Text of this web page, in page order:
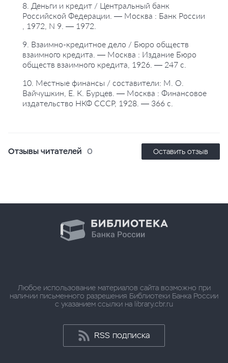
8. Деньги и кредит / Центральный банк
Российской Федерации. — Москва : Банк России
, 1972, N 9. — 1972.
9. Взаимно-кредитное дело / Бюро обществ
взаимного кредита. — Москва : Издание Бюро
обществ взаимного кредита, 1926. — 247 с.
10. Местные финансы / составители: М. О.
Вайчушкин, Е. К. Бурцев. — Москва : Финансовое
издательство НКФ СССР, 1928. — 366 с.
Отзывы читателей 0 Оставить отзыв
Любое использование материалов сайта возможно при
наличии письменного разрешения Библиотеки Банка России
с указанием ссылки на library.cbr.ru
RSS подписка